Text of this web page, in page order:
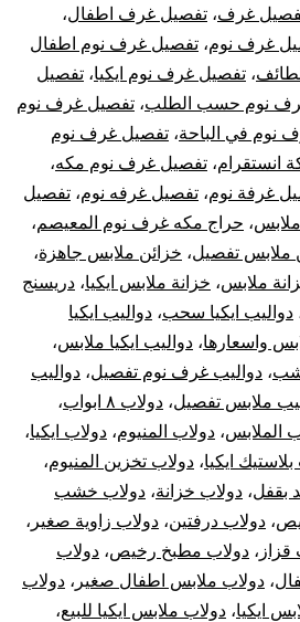
غرف، تفصيل غرف اطفال،
غرف نوم، تفصيل غرف نوم اطفال
، تفصيل غرف نوم ايكيا، تفصيل
نوم حسب الطلب، تفصيل غرف نوم
نوم في الباحة، تفصيل غرف نوم
انستقرام، تفصيل غرف نوم مكه،
غرفة نوم، تفصيل غرفه نوم، تفصيل
، حراج مكه غرف نوم المعيصم،
ملابس تفصيل، خزائن ملابس جاهزة،
ملابس، خزانة ملابس ايكيا، دريسنج
دواليب ايكيا سحب، دواليب ايكيا
واسعارها، دواليب ايكيا ملابس،
، دواليب غرف نوم تفصيل، دواليب
ملابس تفصيل، دولاب ٨ ابواب
،
الملابس، دولاب المنيوم، دولاب ايكيا،
ايكيا، دولاب تخزين المنيوم،
بقفل، دولاب خزانة، دولاب خشب
، دولاب درفتين، دولاب زاوية صغير ،
قزاز ، دولاب مطبخ رخيص، دولاب
، دولاب ملابس اطفال صغير ، دولاب
ايكيا، دولاب ملابس ايكيا للبيع،